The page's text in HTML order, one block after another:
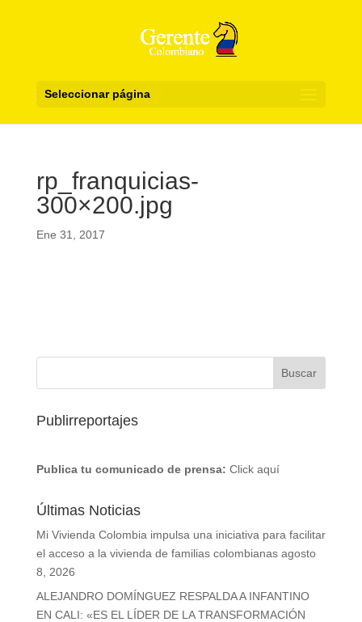
Seleccionar página
rp_franquicias-
300×200.jpg
Ene 31, 2017
Publirreportajes
Publica tu comunicado de prensa: Click aquí
Últimas Noticias
Mi Vivienda Colombia impulsa una iniciativa para facilitar
el acceso a la vivienda de familias colombianas agosto
8, 2026
ALEJANDRO DOMÍNGUEZ RESPALDA A INFANTINO
EN CALI: «ES EL LÍDER DE LA TRANSFORMACIÓN